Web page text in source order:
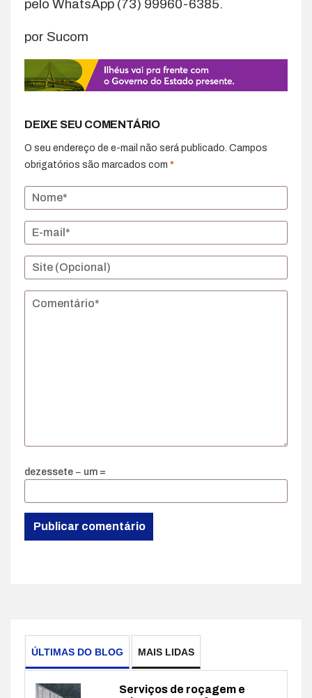
pelo WhatsApp (73) 99960-6385.
por Sucom
DEIXE SEU COMENTÁRIO
O seu endereço de e-mail não será publicado. Campos
obrigatórios são marcados com *
dezessete − um =
ÚLTIMAS DO BLOG MAIS LIDAS
Serviços de roçagem e